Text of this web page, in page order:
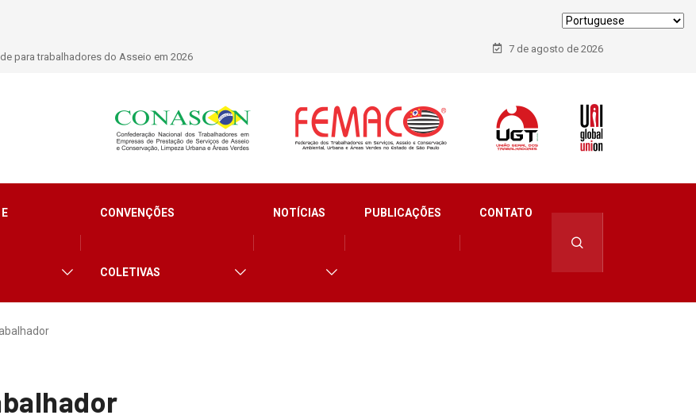
presença em conferência internacional que debate os desafios do setor de
7 de agosto de 2026
CONVENÇÕES
COLETIVAS
NOTÍCIAS PUBLICAÇÕES CONTATO